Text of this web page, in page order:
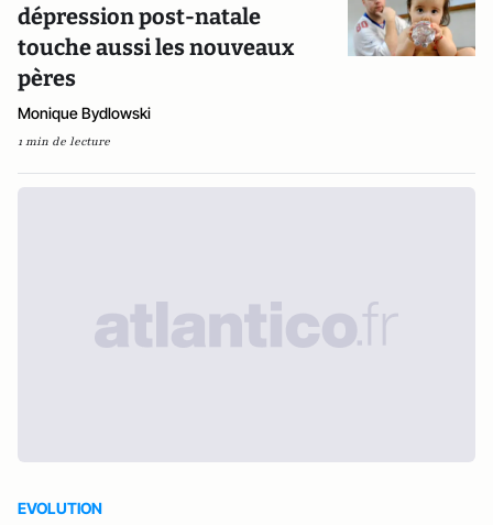
dépression post-natale
touche aussi les nouveaux
pères
Monique Bydlowski
1 min de lecture
EVOLUTION